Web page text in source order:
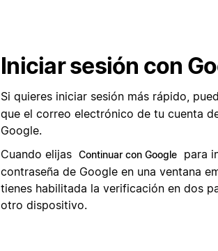
Iniciar sesión con
Si quieres iniciar sesión más rápido,
que el correo electrónico de tu cuenta
Google.
Cuando elijas Continuar con Google
para
contraseña de Google en una ventana
tienes habilitada la verificación en dos
otro dispositivo.